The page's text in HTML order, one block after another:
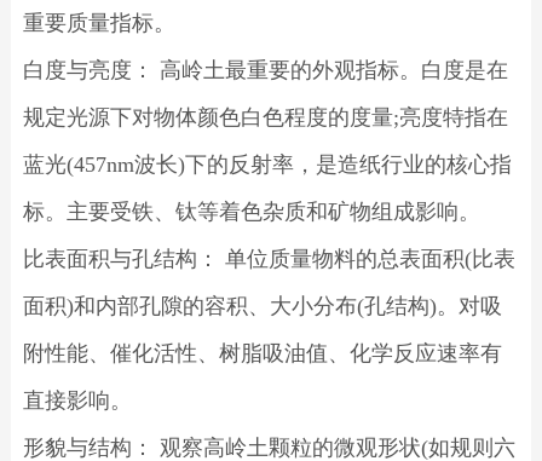
重要质量指标。
白度与亮度： 高岭土最重要的外观指标。白度是在
规定光源下对物体颜色白色程度的度量;亮度特指在
蓝光(457nm波长)下的反射率，是造纸行业的核心指
标。主要受铁、钛等着色杂质和矿物组成影响。
比表面积与孔结构： 单位质量物料的总表面积(比表
面积)和内部孔隙的容积、大小分布(孔结构)。对吸
附性能、催化活性、树脂吸油值、化学反应速率有
直接影响。
形貌与结构： 观察高岭土颗粒的微观形状(如规则六